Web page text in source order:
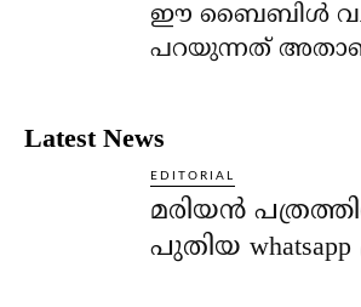
ഈ ബൈബിള്‍
പറയുന്നത്
Latest News
EDITORIAL
മരിയൻ
പുതിയ whatsapp